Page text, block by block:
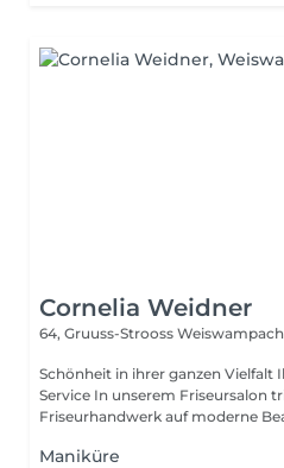
Cornelia Weidner
64, Gruuss-Strooss Weiswampach
Schönheit in ihrer ganzen Vielfalt Ihr Friseursalon mit Rundum-
Service In unserem Friseursalon trifft traditionelles
Friseurhandwerk auf moderne
Maniküre